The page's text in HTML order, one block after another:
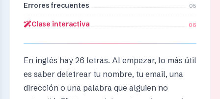
Errores frecuentes 05
Clase interactiva 06
En inglés hay 26 letras. Al empezar, lo más útil
es saber deletrear tu nombre, tu email, una
dirección o una palabra que alguien no